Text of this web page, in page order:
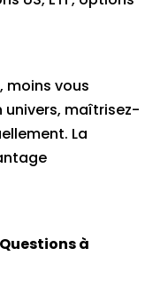
moins vous
univers, maîtrisez-
La
à